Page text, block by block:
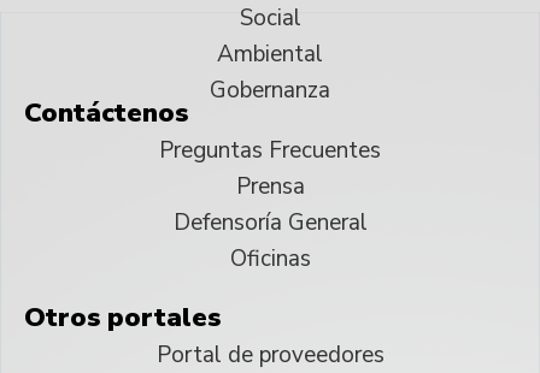
Social
Ambiental
Gobernanza
Contáctenos
Preguntas Frecuentes
Prensa
Defensoría General
Oficinas
Otros portales
Portal de proveedores